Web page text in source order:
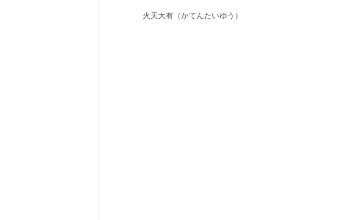
火天大有（かてんたいゆう）